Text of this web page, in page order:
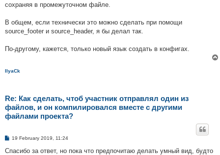
сохраняя в промежуточном файле.
В общем, если технически это можно сделать при помощи
source_footer и source_header, я бы делал так.
По-другому, кажется, только новый язык создать в конфигах.
IlyaCk
Re: Как сделать, чтоб участник отправлял один из
файлов, и он компилировался вместе с другими
файлами проекта?
P
s
19 February 2019, 11:24
Спасибо за ответ, но пока что предпочитаю делать умный вид, будто